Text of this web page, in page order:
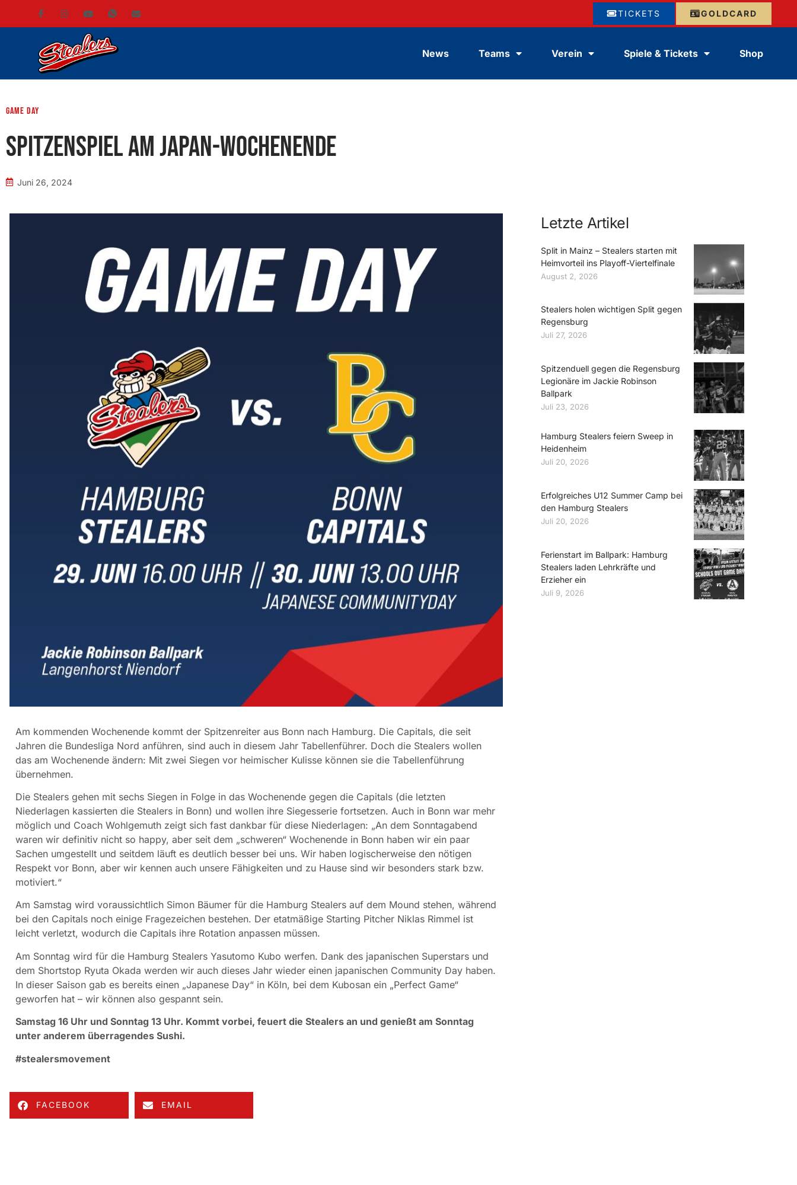
GOLDCARD
TICKETS
News Teams Verein Spiele & Tickets Shop
Game Day
Spitzenspiel am Japan-Wochenende
Juni 26, 2024
Am kommenden Wochenende kommt der Spitzenreiter aus Bonn nach Hamburg. Die Capitals, die seit
Jahren die Bundesliga Nord anführen, sind auch in diesem Jahr Tabellenführer. Doch die Stealers wollen
das am Wochenende ändern: Mit zwei Siegen vor heimischer Kulisse können sie die Tabellenführung
übernehmen.
Die Stealers gehen mit sechs Siegen in Folge in das Wochenende gegen die Capitals (die letzten
Niederlagen kassierten die Stealers in Bonn) und wollen ihre Siegesserie fortsetzen. Auch in Bonn war mehr
möglich und Coach Wohlgemuth zeigt sich fast dankbar für diese Niederlagen: „An dem Sonntagabend
waren wir definitiv nicht so happy, aber seit dem „schweren“ Wochenende in Bonn haben wir ein paar
Sachen umgestellt und seitdem läuft es deutlich besser bei uns. Wir haben logischerweise den nötigen
Respekt vor Bonn, aber wir kennen auch unsere Fähigkeiten und zu Hause sind wir besonders stark bzw.
motiviert.“
Am Samstag wird voraussichtlich Simon Bäumer für die Hamburg Stealers auf dem Mound stehen, während
bei den Capitals noch einige Fragezeichen bestehen. Der etatmäßige Starting Pitcher Niklas Rimmel ist
leicht verletzt, wodurch die Capitals ihre Rotation anpassen müssen.
Am Sonntag wird für die Hamburg Stealers Yasutomo Kubo werfen. Dank des japanischen Superstars und
dem Shortstop Ryuta Okada werden wir auch dieses Jahr wieder einen japanischen Community Day haben.
In dieser Saison gab es bereits einen „Japanese Day“ in Köln, bei dem Kubosan ein „Perfect Game“
geworfen hat – wir können also gespannt sein.
Samstag 16 Uhr und Sonntag 13 Uhr. Kommt vorbei, feuert die Stealers an und genießt am Sonntag
unter anderem überragendes Sushi.
#stealersmovement
FACEBOOK EMAIL
Letzte Artikel
Split in Mainz – Stealers starten mit
Heimvorteil ins Playoff-Viertelfinale
August 2, 2026
Stealers holen wichtigen Split gegen
Regensburg
Juli 27, 2026
Spitzenduell gegen die Regensburg
Legionäre im Jackie Robinson
Ballpark
Juli 23, 2026
Hamburg Stealers feiern Sweep in
Heidenheim
Juli 20, 2026
Erfolgreiches U12 Summer Camp bei
den Hamburg Stealers
Juli 20, 2026
Ferienstart im Ballpark: Hamburg
Stealers laden Lehrkräfte und
Erzieher ein
Juli 9, 2026